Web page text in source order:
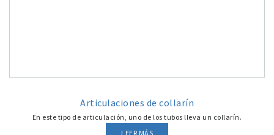
Articulaciones de collarín
En este tipo de articulación, uno de los tubos lleva un collarín.
LEER MÁS